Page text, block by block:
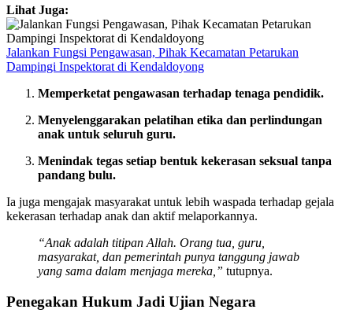
Lihat Juga:
Jalankan Fungsi Pengawasan, Pihak Kecamatan Petarukan
Dampingi Inspektorat di Kendaldoyong
Memperketat pengawasan terhadap tenaga pendidik.
Menyelenggarakan pelatihan etika dan perlindungan
anak untuk seluruh guru.
Menindak tegas setiap bentuk kekerasan seksual tanpa
pandang bulu.
Ia juga mengajak masyarakat untuk lebih waspada terhadap gejala
kekerasan terhadap anak dan aktif melaporkannya.
“Anak adalah titipan Allah. Orang tua, guru,
masyarakat, dan pemerintah punya tanggung jawab
yang sama dalam menjaga mereka,” tutupnya.
Penegakan Hukum Jadi Ujian Negara